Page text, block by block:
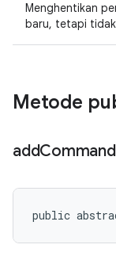
Menghentikan
baru, tetapi
Metode
addCommand
public